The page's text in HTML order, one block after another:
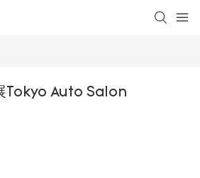
Tokyo Auto Salon